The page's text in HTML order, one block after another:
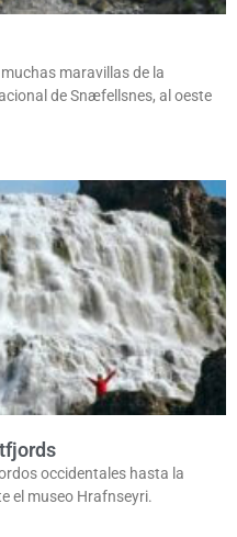
maravillas de la
de Snæfellsnes, al oeste
occidentales hasta la
el museo Hrafnseyri.